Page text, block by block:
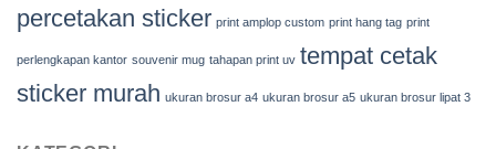
percetakan sticker print amplop custom print hang tag print
perlengkapan kantor souvenir mug tahapan print uv tempat cetak
sticker murah ukuran brosur a4 ukuran brosur a5 ukuran brosur lipat 3